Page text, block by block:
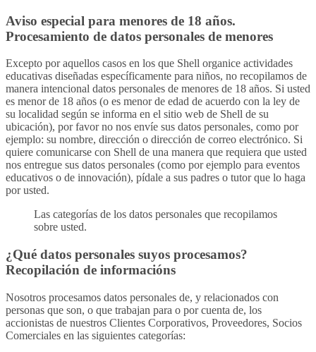
Aviso especial para menores de 18 años.
Procesamiento de datos personales de menores
Excepto por aquellos casos en los que Shell organice actividades
educativas diseñadas específicamente para niños, no recopilamos de
manera intencional datos personales de menores de 18 años. Si usted
es menor de 18 años (o es menor de edad de acuerdo con la ley de
su localidad según se informa en el sitio web de Shell de su
ubicación), por favor no nos envíe sus datos personales, como por
ejemplo: su nombre, dirección o dirección de correo electrónico. Si
quiere comunicarse con Shell de una manera que requiera que usted
nos entregue sus datos personales (como por ejemplo para eventos
educativos o de innovación), pídale a sus padres o tutor que lo haga
por usted.
Las categorías de los datos personales que recopilamos
sobre usted.
¿Qué datos personales suyos procesamos?
Recopilación de informacións
Nosotros procesamos datos personales de, y relacionados con
personas que son, o que trabajan para o por cuenta de, los
accionistas de nuestros Clientes Corporativos, Proveedores, Socios
Comerciales en las siguientes categorías: